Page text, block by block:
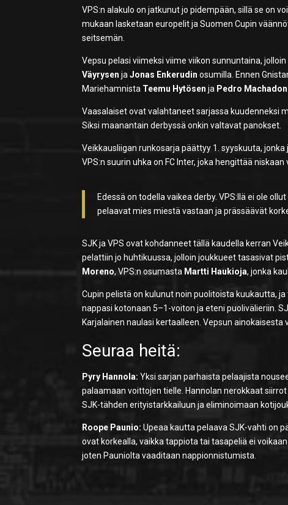
VPS:n alakulo on jatkunut jo pidempään, sillä se on
mukaan lasketaan europelit ja Suomen Cupin
seitsemän.
Vepsu pelasi viimeksi viime viikon sunnuntaina,
VäyrysenjaJonas Enkerudin osumilla. Ennen
Mariehamnista Teemu Hytösenja Pedro Machadon
Vaasalaiset ovat valahtaneet sarjassa kuudenneksi
Siksi maanantain derbyssä onkin valtavat panokset.
Veikkausliigan runkosarja päättyy 1. syyskuuta,
VPS:n suurin uhka on FC Inter, joka hengittää
Edessä on todella vaikea derby. VPS:llä ei ole
pelaavat mies miestä vastaan ja prässäävät
SJK ja VPS ovat kohdanneet tällä kaudella kerran
pelattiin jo huhtikuussa, jolloin joukkueet tasasivat
Moreno, VPS:n osumasta Martti Haukioja, jonka
Cupin pelistä on kulunut noin puolitoista kuukautta,
nappasi kotonaan 5–1-voiton ja eteni puolivälieriin.
Karjalainen naulasi kertaalleen. Vepsun
Seuraa heitä:
Pyry Hannola:Yksi sarjan parhaista pelaajista
palaamaan voittojen tielle. Hannolan nerokkaat
SJK-tähden erityistarkkailuun ja eliminoimaan
Roope Paunio: Upeaa kautta pelaava SJK-vahti on
ovat korkealla, vaikka tappiota tai tasapeliä ei
joten Pauniolta vaaditaan nappionnistumista.